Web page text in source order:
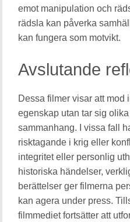
emot manipulation och
rädsla kan påverka
kan fungera som motvikt.
Avslutande
Dessa filmer visar att mod
egenskap utan tar sig
sammanhang. I vissa fall
risktagande i krig eller
integritet eller personlig
historiska händelser,
berättelser ger filmerna
kan agera under press.
filmmediet fortsätter att